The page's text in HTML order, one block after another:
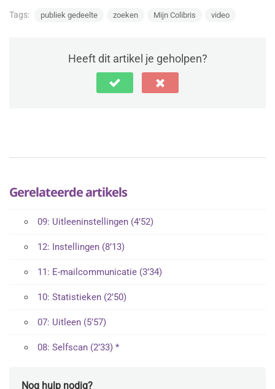
Tags: publiek gedeelte zoeken Mijn Colibris video
Heeft dit artikel je geholpen?
Gerelateerde artikels
09: Uitleeninstellingen (4’52)
12: Instellingen (8’13)
11: E-mailcommunicatie (3’34)
10: Statistieken (2’50)
07: Uitleen (5’57)
08: Selfscan (2’33) *
Nog hulp nodig?